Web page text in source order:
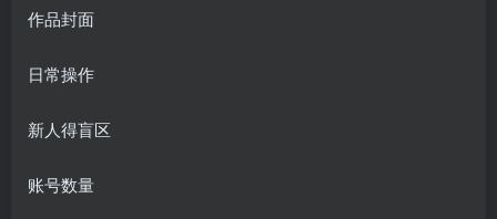
作品封面
日常操作
新人得盲区
账号数量